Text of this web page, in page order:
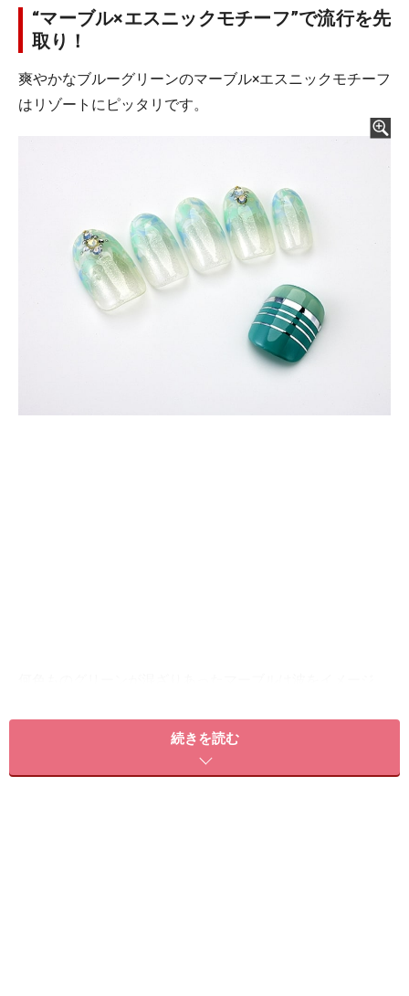
“マーブル×エスニックモチーフ”で流行を先
取り！
爽やかなブルーグリーンのマーブル×エスニックモチーフ
はリゾートにピッタリです。
■ハンド
ハンドはクリアラメベースにブルーグリーンを基調とし
たマーブルに仕上げます。ホワイトを効かせることでよ
続きを読む